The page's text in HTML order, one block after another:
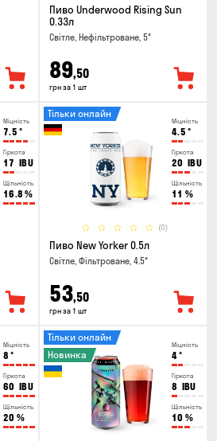
Пиво Underwood Rising Sun
0.33л
Світле, Нефільтроване, 5°
89,50
грн за 1 шт
Міцність
7.5 °
Гіркота
17 IBU
Щільність
16.8 %
Міцність
4.5 °
Гіркота
20 IBU
Щільність
11 %
(0)
Тільки онлайн
Пиво New Yorker 0.5л
Світле, Фільтроване, 4.5°
53,50
грн за 1 шт
Міцність
8 °
Гіркота
60 IBU
Щільність
20 %
Міцність
4°
Гіркота
8 IBU
Щільність
10 %
Тільки онлайн
Новинка